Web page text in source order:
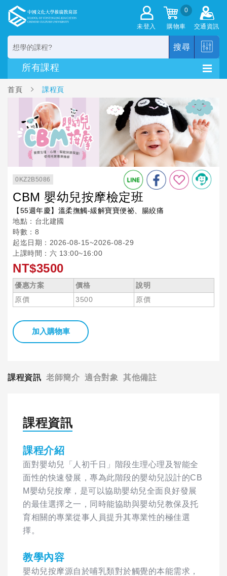
未登入
0
購物車 交通資訊
搜尋
首頁 課程頁
0KZ2B5086
CBM 嬰幼兒按摩檢定班
【55週年慶】溫柔撫觸-緩解寶寶便祕、腸絞痛
地點：台北建國
時數：8
起迄日期：2026-08-15~2026-08-29
上課時間：六 13:00~16:00
NT$3500
優惠方案 價格
說明
原價
3500 原價
加入購物車
課程資訊 老師簡介 適合對象 其他備註
課程資訊
課程介紹
面對嬰幼兒「人初千日」階段生理心理及智能全
面性的快速發展，專為此階段的嬰幼兒設計的CB
M嬰幼兒按摩，是可以協助嬰幼兒全面良好發展
的最佳選擇之一，同時能協助與嬰幼兒教保及托
育相關的專業從事人員提升其專業性的極佳選
擇。
教學內容
嬰幼兒按摩源自於哺乳類對於觸覺的本能需求，